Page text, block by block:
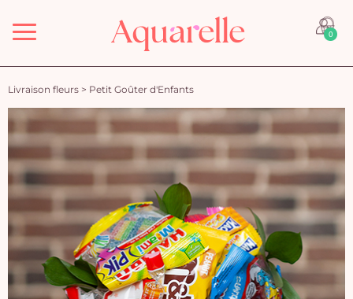
Menu 0
Livraison fleurs > Petit Goûter d'Enfants